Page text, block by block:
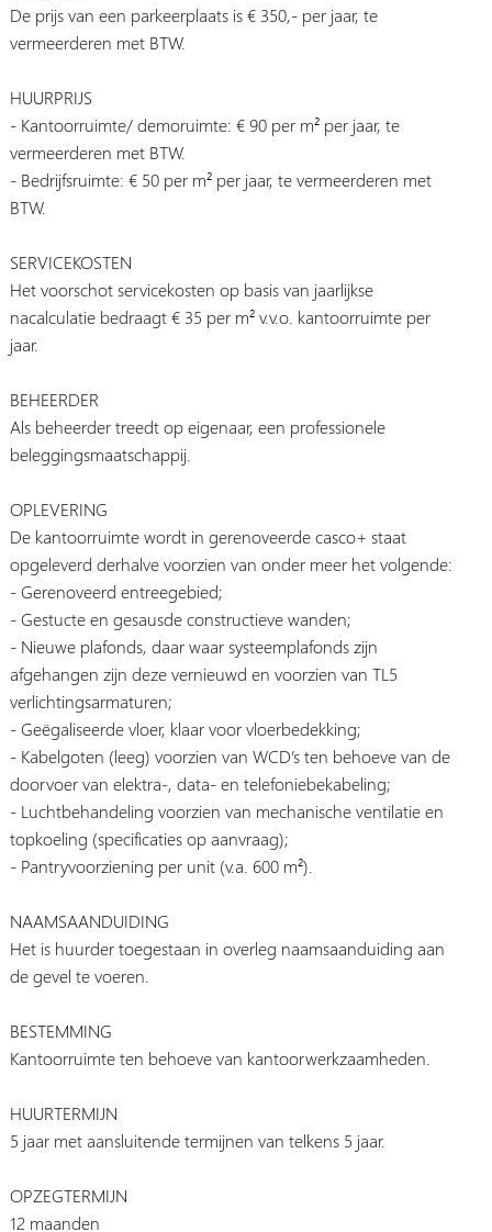
De prijs van een parkeerplaats is € 350,- per jaar, te
vermeerderen met BTW.
HUURPRIJS
- Kantoorruimte/ demoruimte: € 90 per m² per jaar, te
vermeerderen met BTW.
- Bedrijfsruimte: € 50 per m² per jaar, te vermeerderen met
BTW.
SERVICEKOSTEN
Het voorschot servicekosten op basis van jaarlijkse
nacalculatie bedraagt € 35 per m² v.v.o. kantoorruimte per
jaar.
BEHEERDER
Als beheerder treedt op eigenaar, een professionele
beleggingsmaatschappij.
OPLEVERING
De kantoorruimte wordt in gerenoveerde casco+ staat
opgeleverd derhalve voorzien van onder meer het volgende:
- Gerenoveerd entreegebied;
- Gestucte en gesausde constructieve wanden;
- Nieuwe plafonds, daar waar systeemplafonds zijn
afgehangen zijn deze vernieuwd en voorzien van TL5
verlichtingsarmaturen;
- Geëgaliseerde vloer, klaar voor vloerbedekking;
- Kabelgoten (leeg) voorzien van WCD’s ten behoeve van de
doorvoer van elektra-, data- en telefoniebekabeling;
- Luchtbehandeling voorzien van mechanische ventilatie en
topkoeling (specificaties op aanvraag);
- Pantryvoorziening per unit (v.a. 600 m²).
NAAMSAANDUIDING
Het is huurder toegestaan in overleg naamsaanduiding aan
de gevel te voeren.
BESTEMMING
Kantoorruimte ten behoeve van kantoorwerkzaamheden.
HUURTERMIJN
5 jaar met aansluitende termijnen van telkens 5 jaar.
OPZEGTERMIJN
12 maanden